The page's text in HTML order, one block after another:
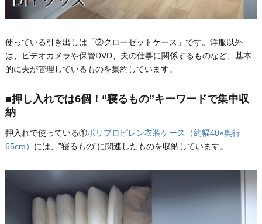
使っている引き出しは「②クローゼットケース」です。洋服以外
は、ビデオカメラや保管DVD、夫の仕事に関係するものなど、基本
的に夫が管理しているものを集約しています。
■押し入れでは6個！“寝るもの”キーワードで集中収
納
押入れで使っている①ポリプロピレン衣装ケース（約幅40×奥行
65cm） には、”寝るもの”に関連したものを収納しています。